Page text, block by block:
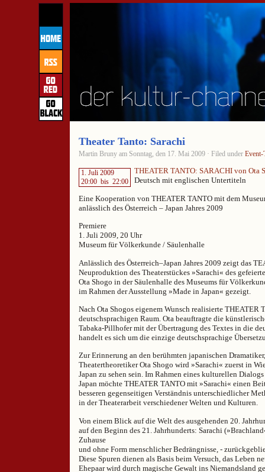
Theater Tanto: Sarachi
Martin Bruny am Sonntag, den 17. Mai 2009 · Filed under Event-
1. Juli 2009
20:00 bis 22:00
THEATER TANTO: SARACHI von Ota
Deutsch mit englischen Untertiteln
Eine Kooperation von THEATER TANTO mit dem
anlässlich des Österreich – Japan Jahres 2009
Premiere
1. Juli 2009, 20 Uhr
Museum für Völkerkunde / Säulenhalle
Anlässlich des Österreich–Japan Jahres 2009 zeigt das
Neuproduktion des Theaterstückes »Sarachi« des
Ota Shogo in der Säulenhalle des Museums für
im Rahmen der Ausstellung »Made in Japan« gezeigt.
Nach Ota Shogos eigenem Wunsch realisierte THEATER
deutschsprachigen Raum. Ota beauftragte die
Tabaka-Pillhofer mit der Übertragung des Textes in die
handelt es sich um die einzige deutschsprachige
Zur Erinnerung an den berühmten japanischen
Theatertheoretiker Ota Shogo wird »Sarachi« zuerst in
Japan zu sehen sein. Im Rahmen eines kulturellen
Japan möchte THEATER TANTO mit »Sarachi« einen
besseren gegenseitigen Verständnis unterschiedlicher
in der Theaterarbeit verschiedener Welten und Kulturen.
Von einem Blick auf die Welt des ausgehenden 20.
auf den Beginn des 21. Jahrhunderts: Sarachi
Zuhause
und ohne Form menschlicher Bedrängnisse, -
Diese Spuren dienen als Basis beim Versuch, das Leben
Ehepaar wird durch magische Gewalt ins Niemandsland